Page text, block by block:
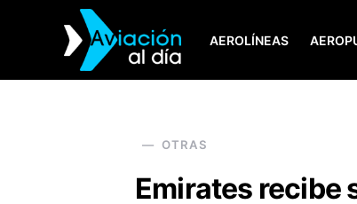
AEROLÍNEAS
SEARCH FOR:
OTRAS
Emirates recibe